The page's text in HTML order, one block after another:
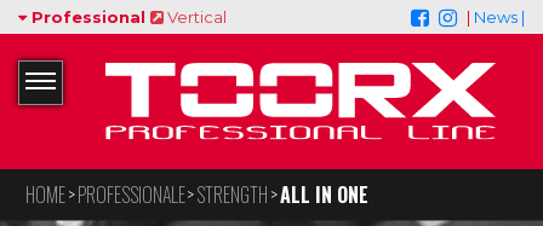
Professional Vertical | News |
HOME PROFESSIONALE STRENGTH ALL IN ONE